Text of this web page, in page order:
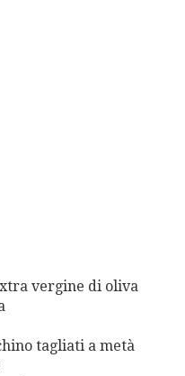
vergine di oliva
tagliati a metà